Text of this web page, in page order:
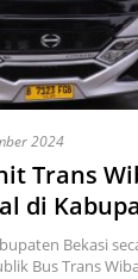
2024
Trans
di
Bekasi
Bus Trans